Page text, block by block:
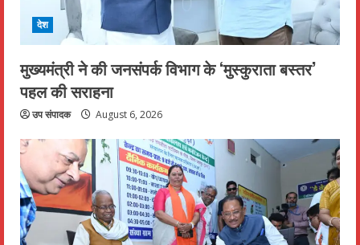
देश
मुख्यमंत्री ने की जनसंपर्क विभाग के ‘मुस्कुराता बस्तर’
पहल की सराहना
उप संपादक August 6, 2026